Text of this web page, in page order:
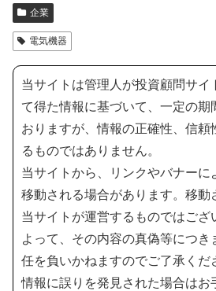
企業
電気機器
当サイトは管理人が投資顧問サイ
て得た情報に基づいて、一定の期
おりますが、情報の正確性、信頼
るものではありません。
当サイトから、リンクやバナーに
移動される場合があります。移動
当サイトが運営するものではござ
よって、その内容の真偽等につき
任を負いかねますのでご了承くだ
情報に誤りを発見された場合はお